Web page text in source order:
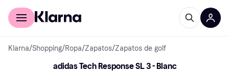
Comprar con Klarna
Klarna/Shopping/Ropa/Zapatos/Zapatos de golf
adidas Tech Response SL 3 - Blanc